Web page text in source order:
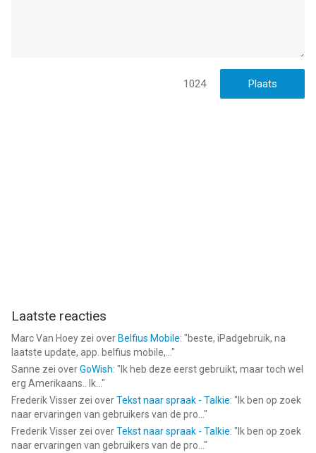
1024
Laatste reacties
Marc Van Hoey zei over Belfius Mobile: "beste, iPadgebruik, na
laatste update, app. belfius mobile,... "
Sanne zei overGoWish: " Ik heb deze eerst gebruikt, maar toch wel
erg Amerikaans.. Ik... "
Frederik Visser zei overTekst naar spraak - Talkie: " Ik ben op zoek
naar ervaringen van gebruikers van de pro... "
Frederik Visser zei overTekst naar spraak - Talkie: " Ik ben op zoek
naar ervaringen van gebruikers van de pro... "